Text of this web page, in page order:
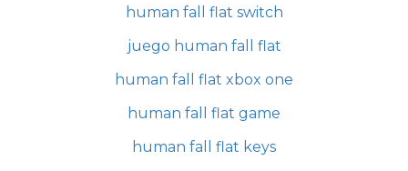
human fall flat switch
juego human fall flat
human fall flat xbox one
human fall flat game
human fall flat keys